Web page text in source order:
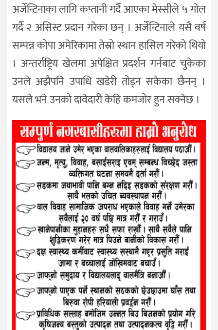
अर्जेन्टिनाका लागि कप्तानी गर्दै आएका मेस्सीले ५ गोल
गर्दै २ असिस्ट प्रदान गरेका छन् । अर्जेन्टिनाले यसै वर्ष
सम्पन्न कोपा अमेरिकामा तेस्रो स्थान हासिल गरेको थियो
। अन्तर्राष्ट्रिय खेलमा अपेक्षित प्रदर्शन गर्नबाट चुकेका
उनले अझैपनि उपाधि खडेरी तोड्न सकेका छैनन् ।
यसले भने उनको दावेदारी केहि कमजोर हुन सक्नेछ ।